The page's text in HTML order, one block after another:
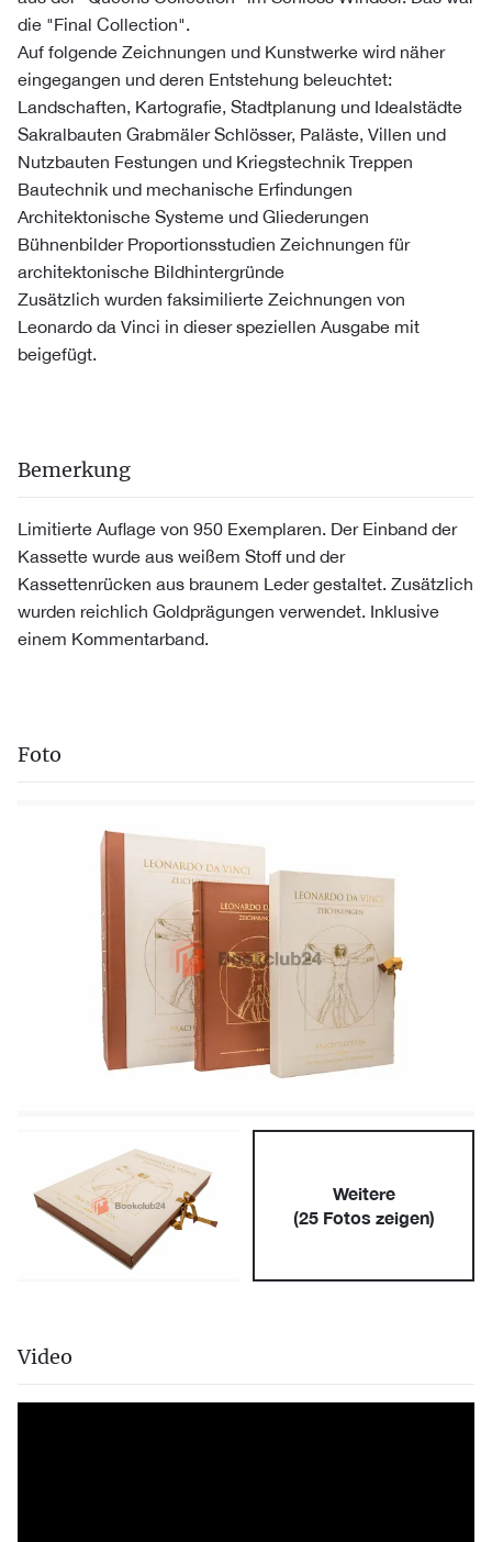
die "Final Collection".
Auf folgende Zeichnungen und Kunstwerke wird näher
eingegangen und deren Entstehung beleuchtet:
Landschaften, Kartografie, Stadtplanung und Idealstädte
Sakralbauten Grabmäler Schlösser, Paläste, Villen und
Nutzbauten Festungen und Kriegstechnik Treppen
Bautechnik und mechanische Erfindungen
Architektonische Systeme und Gliederungen
Bühnenbilder Proportionsstudien Zeichnungen für
architektonische Bildhintergründe
Zusätzlich wurden faksimilierte Zeichnungen von
Leonardo da Vinci in dieser speziellen Ausgabe mit
beigefügt.
Bemerkung
Limitierte Auflage von 950 Exemplaren. Der Einband der
Kassette wurde aus weißem Stoff und der
Kassettenrücken aus braunem Leder gestaltet. Zusätzlich
wurden reichlich Goldprägungen verwendet. Inklusive
einem Kommentarband.
Video
Foto
Weitere
(25Fotos zeigen)